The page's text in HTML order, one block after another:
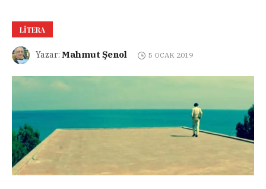
LITERA
Yazar: Mahmut Şenol 5 OCAK 2019